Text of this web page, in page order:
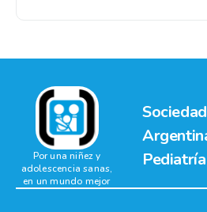
Sociedad
Pediatría
Por una niñez y
adolescencia sanas,
en un mundo mejor